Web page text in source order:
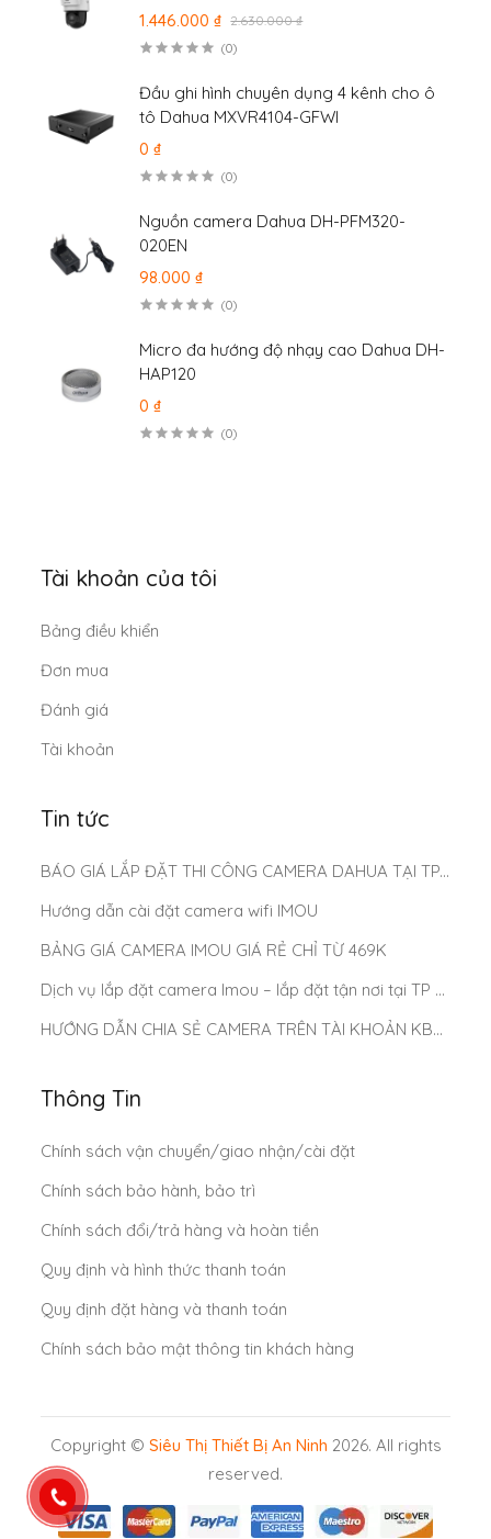
2SE2C200MWG-E/12
1.446.000 ₫ 2.630.000 ₫
(0)
Đầu ghi hình chuyên dụng 4 kênh cho ô
tô Dahua MXVR4104-GFWI
0 ₫
(0)
Nguồn camera Dahua DH-PFM320-
020EN
98.000 ₫
(0)
Micro đa hướng độ nhạy cao Dahua DH-
HAP120
0 ₫
(0)
Tài khoản của tôi
Bảng điều khiển
Đơn mua
Đánh giá
Tài khoản
Tin tức
BÁO GIÁ LẮP ĐẶT THI CÔNG CAMERA DAHUA TẠI TP.HCM MỚI NHẤT 2025
Hướng dẫn cài đặt camera wifi IMOU
BẢNG GIÁ CAMERA IMOU GIÁ RẺ CHỈ TỪ 469K
Dịch vụ lắp đặt camera Imou – lắp đặt tận nơi tại TP Hồ Chí Minh
HƯỚNG DẪN CHIA SẺ CAMERA TRÊN TÀI KHOẢN KBONE
Thông Tin
Chính sách vận chuyển/giao nhận/cài đặt
Chính sách bảo hành, bảo trì
Chính sách đổi/trả hàng và hoàn tiền
Quy định và hình thức thanh toán
Quy định đặt hàng và thanh toán
Chính sách bảo mật thông tin khách hàng
Copyright © Siêu Thị Thiết Bị An Ninh 2026. All rights
reserved.